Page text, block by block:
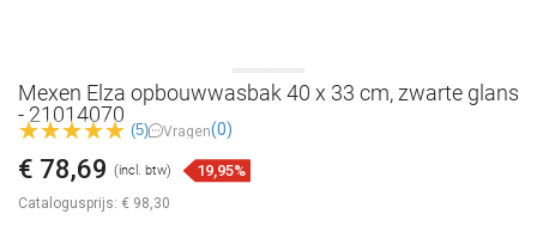
Mexen Elza opbouwwasbak 40 x 33 cm, zwarte glans
- 21014070
(5) Vragen(0)
Catalogusprijs: € 98,30
€ 78,69 (incl. btw) 19,95%